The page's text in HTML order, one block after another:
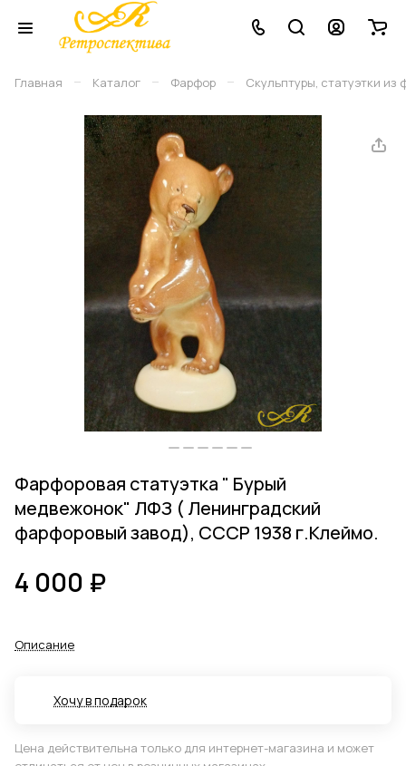
Главная – Каталог – Фарфор – Скульптуры, статуэтки из
Фарфоровая статуэтка " Бурый
медвежонок" ЛФЗ ( Ленинградский
фарфоровый завод), СССР 1938 г.Клеймо.
4 000 ₽
Описание
Хочу в подарок
Цена действительна только для интернет-магазина и может